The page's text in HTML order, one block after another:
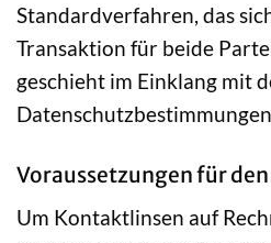
Standardverfahren, das
Transaktion für beide
geschieht im Einklang mit
Voraussetzungen für
Um Kontaktlinsen auf